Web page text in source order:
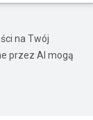
na Twój
przez AI mogą